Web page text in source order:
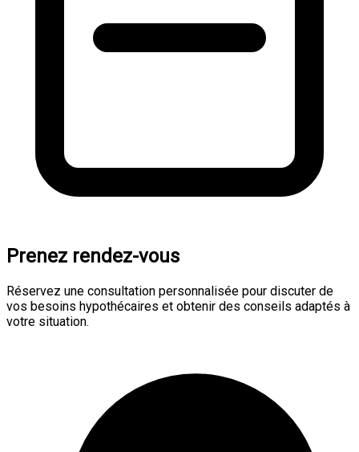
Prenez rendez-vous
Réservez une consultation personnalisée pour discuter de
vos besoins hypothécaires et obtenir des conseils adaptés à
votre situation.